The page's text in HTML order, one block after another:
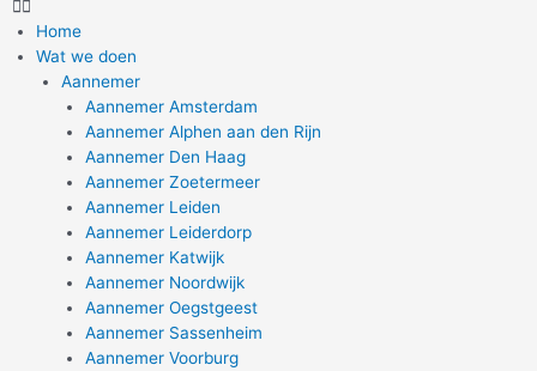
Home
Wat we doen
Aannemer
Aannemer Amsterdam
Aannemer Alphen aan den Rijn
Aannemer Den Haag
Aannemer Zoetermeer
Aannemer Leiden
Aannemer Leiderdorp
Aannemer Katwijk
Aannemer Noordwijk
Aannemer Oegstgeest
Aannemer Sassenheim
Aannemer Voorburg